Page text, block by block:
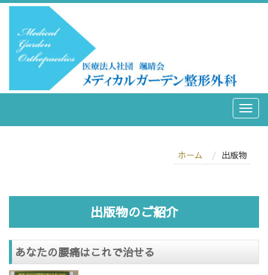
ホーム 出版物
出版物のご紹介
あなたの腰痛はこれで治せる